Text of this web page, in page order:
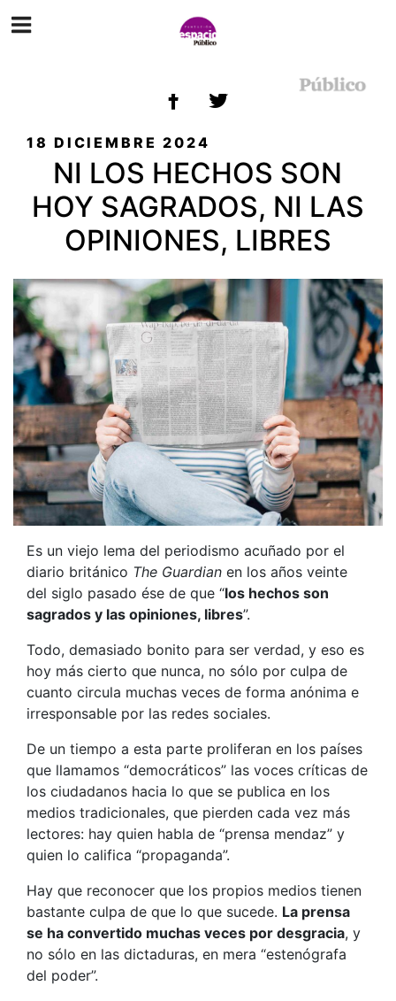
PUBLICADO
18 DICIEMBRE 2024
NI LOS HECHOS SON
HOY SAGRADOS, NI LAS
OPINIONES, LIBRES
Es un viejo lema del periodismo acuñado por el
diario británico The Guardian en los años veinte
del siglo pasado ése de que “los hechos son
sagrados y las opiniones, libres”.
Todo, demasiado bonito para ser verdad, y eso es
hoy más cierto que nunca, no sólo por culpa de
cuanto circula muchas veces de forma anónima e
irresponsable por las redes sociales.
De un tiempo a esta parte proliferan en los países
que llamamos “democráticos” las voces críticas de
los ciudadanos hacia lo que se publica en los
medios tradicionales, que pierden cada vez más
lectores: hay quien habla de “prensa mendaz” y
quien lo califica “propaganda”.
Hay que reconocer que los propios medios tienen
bastante culpa de que lo que sucede. La prensa
se ha convertido muchas veces por desgracia, y
no sólo en las dictaduras, en mera “estenógrafa
del poder”.